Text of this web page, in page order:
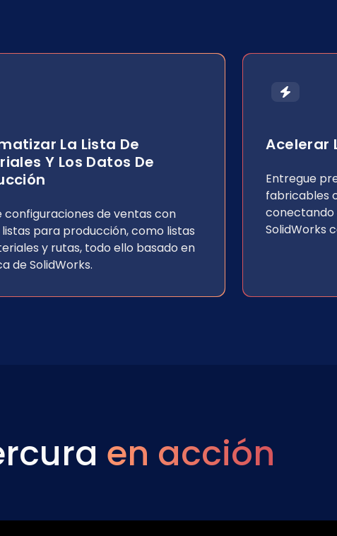
La Lista De
Y Los Datos De
configuraciones de ventas con
listas para producción, como listas
y rutas, todo ello basado en
de SolidWorks.
Acelerar
Entregue
fabricables
conectando
SolidWorks
en acción